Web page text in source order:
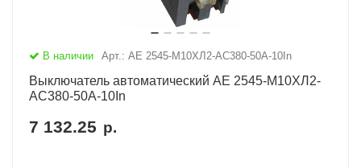
В наличии Арт.: АЕ 2545-М10ХЛ2-AC380-50А-10In
Выключатель автоматический АЕ 2545-М10ХЛ2-
AC380-50А-10In
7 132.25 р.